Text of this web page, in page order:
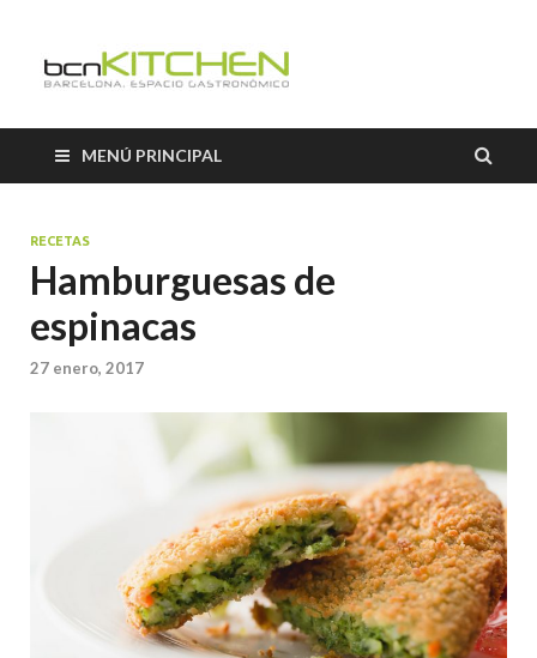
MENÚ PRINCIPAL
RECETAS
Hamburguesas de
espinacas
27 enero, 2017